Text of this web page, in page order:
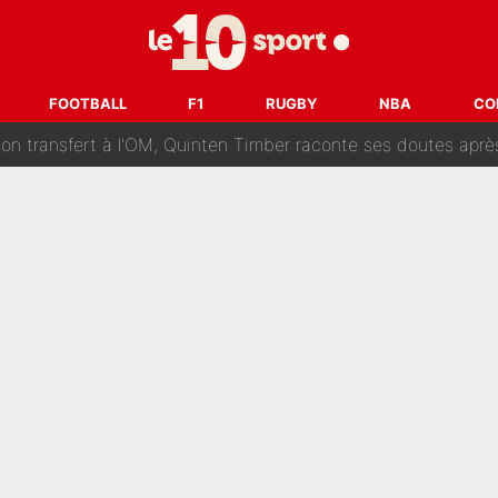
FOOTBALL F1 RUGBY NBA
un très gros contrat : Une marque «inattendue» va
: Le FC Barcelone prend la parole alors qu'un transfert
transfert à l'OM, Quinten Timber raconte ses doutes